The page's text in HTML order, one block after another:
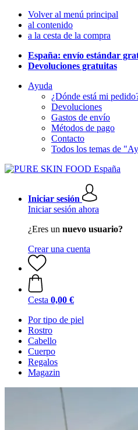
Volver al menú principal
al contenido
a la cesta de la compra
España: envío estándar
Devoluciones gratuitas
Ayuda
¿Dónde está mi
Devoluciones
Gastos de envío
Métodos de pago
Contacto
Todos los temas de
Iniciar sesión
Iniciar sesión ahora
¿Eres un nuevo usuario?
Crear una cuenta
Cesta 0,00 €
Por tipo de piel
Rostro
Cabello
Cuerpo
Regalos
Magazin